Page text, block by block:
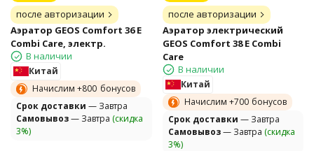
после авторизации
Аэратор GEOS Comfort 36 E
Combi Care, электр.
В наличии
Китай
Начислим +800 бонусов
Cрок доставки — Завтра
Самовывоз— Завтра (скидка
3%)
после авторизации
Аэратор электрический
GEOS Comfort 38 E Combi
Care
В наличии
Китай
Начислим +700 бонусов
Cрок доставки — Завтра
Самовывоз— Завтра (скидка
3%)